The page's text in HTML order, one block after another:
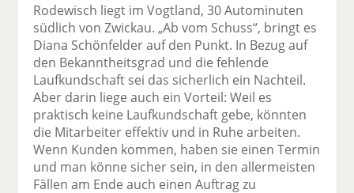
Rodewisch liegt im Vogtland, 30 Autominuten
südlich von Zwickau. „Ab vom Schuss“, bringt es
Diana Schönfelder auf den Punkt. In Bezug auf
den Bekanntheitsgrad und die fehlende
Laufkundschaft sei das sicherlich ein Nachteil.
Aber darin liege auch ein Vorteil: Weil es
praktisch keine Laufkundschaft gebe, könnten
die Mitarbeiter effektiv und in Ruhe arbeiten.
Wenn Kunden kommen, haben sie einen Termin
und man könne sicher sein, in den allermeisten
Fällen am Ende auch einen Auftrag zu